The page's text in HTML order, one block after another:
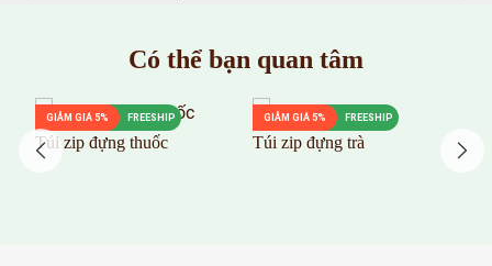
Có thể bạn quan tâm
GIẢM GIÁ 5% FREESHIP
Túi zip đựng thuốc
GIẢM GIÁ 5% FREESHIP
Túi zip đựng trà